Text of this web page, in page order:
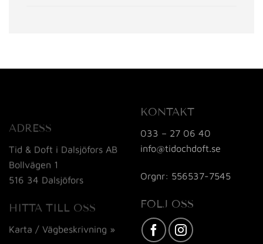
ADRESS
Tid & Doft i Dalsjöfors AB
Bollvägen 1
516 34 Dalsjöfors
HITTA TILL OSS
Karta / Vägbeskrivning »
KONTAKT
033 – 27 06 40
info@tidochdoft.se
Orgnr: 556537-7545
FÖLJ OSS